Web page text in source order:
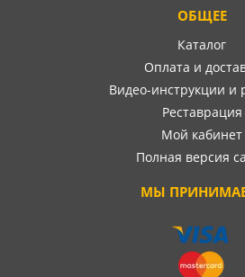
ОБЩЕЕ
Каталог
Оплата и
Видео-инструкции и
Реставрация
Мой кабинет
Полная версия
МЫ